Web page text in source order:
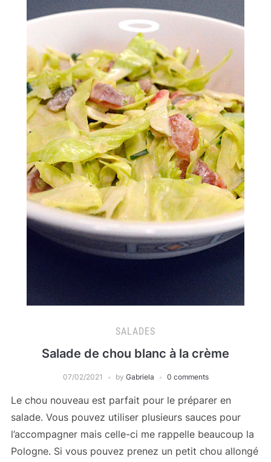
SALADES
Salade de chou blanc à la crème
07/02/2021 by Gabriela 0 comments
Le chou nouveau est parfait pour le préparer en
salade. Vous pouvez utiliser plusieurs sauces pour
l’accompagner mais celle-ci me rappelle beaucoup la
Pologne. Si vous pouvez prenez un petit chou allongé